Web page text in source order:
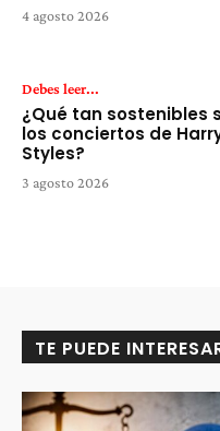
4 agosto 2026
Debes leer...
¿Qué tan sostenibles
los conciertos de
Styles?
3 agosto 2026
TE PUEDE